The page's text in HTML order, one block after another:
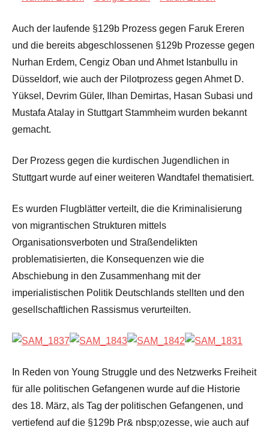
Auch der laufende §129b Prozess gegen Faruk Ereren
und die bereits abgeschlossenen §129b Prozesse gegen
Nurhan Erdem, Cengiz Oban und Ahmet Istanbullu in
Düsseldorf, wie auch der Pilotprozess gegen Ahmet D.
Yüksel, Devrim Güler, Ilhan Demirtas, Hasan Subasi und
Mustafa Atalay in Stuttgart Stammheim wurden bekannt
gemacht.
Der Prozess gegen die kurdischen Jugendlichen in
Stuttgart wurde auf einer weiteren Wandtafel thematisiert.
Es wurden Flugblätter verteilt, die die Kriminalisierung
von migrantischen Strukturen mittels
Organisationsverboten und Straßendelikten
problematisierten, die Konsequenzen wie die
Abschiebung in den Zusammenhang mit der
imperialistischen Politik Deutschlands stellten und den
gesellschaftlichen Rassismus verurteilten.
In Reden von Young Struggle und des Netzwerks Freiheit
für alle politischen Gefangenen wurde auf die Historie
des 18. März, als Tag der politischen Gefangenen, und
vertiefend auf die §129b Pr& nbsp;ozesse, wie auch auf